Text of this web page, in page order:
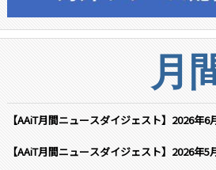
月
【AAiT月間ニュースダイジェスト】2026年6
【AAiT月間ニュースダイジェスト】2026年5